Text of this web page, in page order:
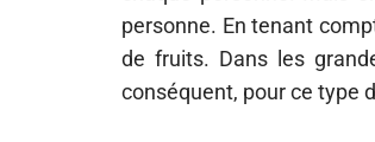
personne. En tenant
de fruits. Dans les
conséquent, pour ce type